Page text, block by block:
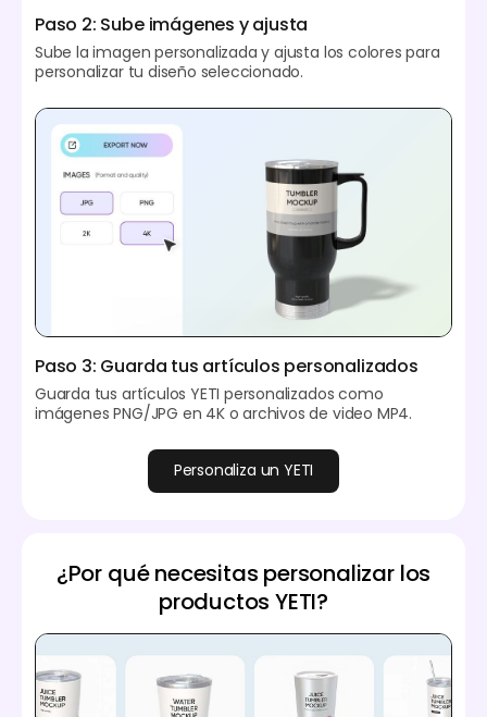
Paso 2: Sube imágenes y ajusta
Sube la imagen personalizada y ajusta los colores para
personalizar tu diseño seleccionado.
Paso 3: Guarda tus artículos personalizados
Guarda tus artículos YETI personalizados como
imágenes PNG/JPG en 4K o archivos de video MP4.
Personaliza un YETI
¿Por qué necesitas personalizar los
productos YETI?